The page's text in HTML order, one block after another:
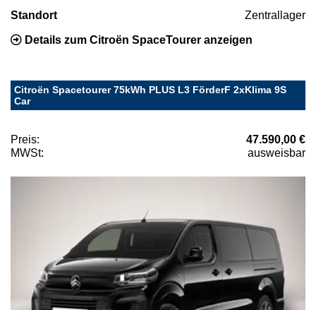
Standort Zentrallager
Details zum Citroën SpaceTourer anzeigen
Citroën Spacetourer 75kWh PLUS L3 FörderF 2xKlima 9S
Car
Preis:
47.590,00 €
MWSt:
ausweisbar